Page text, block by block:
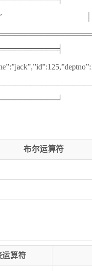
│
布尔运算符
运算符